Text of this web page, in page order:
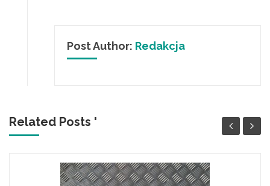
Post Author: Redakcja
Related Posts '